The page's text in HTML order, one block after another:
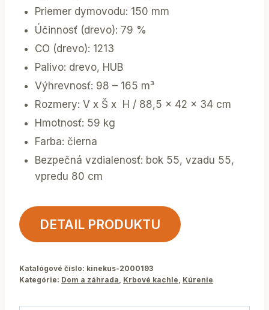
Priemer dymovodu: 150 mm
Účinnosť (drevo): 79 %
CO (drevo): 1213
Palivo: drevo, HUB
Výhrevnosť: 98 – 165 m³
Rozmery: V x Š x H / 88,5 x 42 x 34 cm
Hmotnosť: 59 kg
Farba: čierna
Bezpečná vzdialenosť: bok 55, vzadu 55,
vpredu 80 cm
DETAIL PRODUKTU
Katalógové číslo: kinekus-2000193
Kategórie: Dom a záhrada, Krbové kachle, Kúrenie